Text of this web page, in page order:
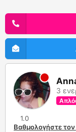
3
1.0
Βαθμολογήστε